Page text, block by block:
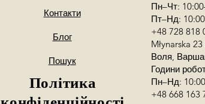
Контакти
Блог
Пошук
Політика
Пн–Чт:
Пт–Нд:
+48 728 818
Młynarska
Воля,
Години
Пн–Нд:
+48 668 163